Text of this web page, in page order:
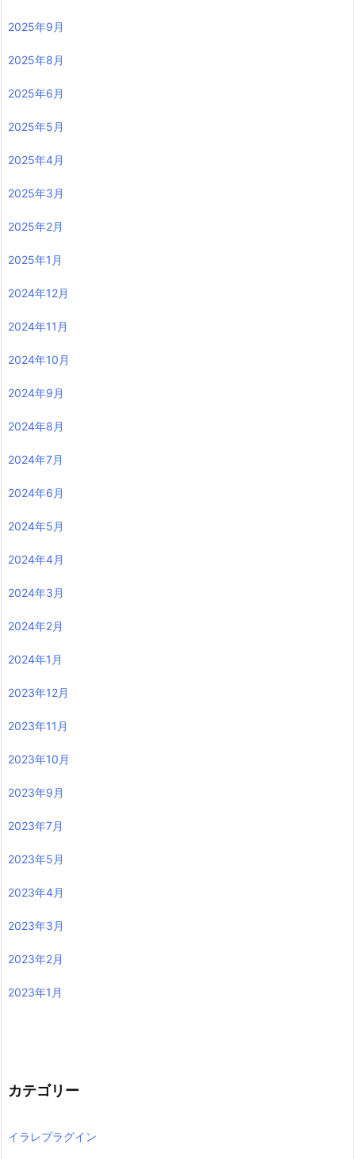
2025年9月
2025年8月
2025年6月
2025年5月
2025年4月
2025年3月
2025年2月
2025年1月
2024年12月
2024年11月
2024年10月
2024年9月
2024年8月
2024年7月
2024年6月
2024年5月
2024年4月
2024年3月
2024年2月
2024年1月
2023年12月
2023年11月
2023年10月
2023年9月
2023年7月
2023年5月
2023年4月
2023年3月
2023年2月
2023年1月
カテゴリー
イラレプラグイン